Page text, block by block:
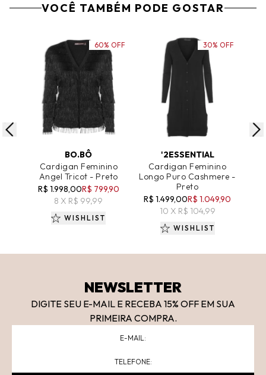
VOCÊ TAMBÉM PODE GOSTAR
BO.BÔ
Cardigan Feminino
Angel Tricot - Preto
R$ 1.998,00R$ 799,90
8 X R$ 99,99
60% OFF
WISHLIST
ADICIONAR AO CARRINHO
'2ESSENTIAL
Cardigan Feminino
Longo Puro Cashmere -
Preto
R$ 1.499,00R$ 1.049,90
10 X R$ 104,99
30% OFF
WISHLIST
NEWSLETTER
DIGITE SEU E-MAIL E RECEBA 15% OFF EM SUA
PRIMEIRA COMPRA.